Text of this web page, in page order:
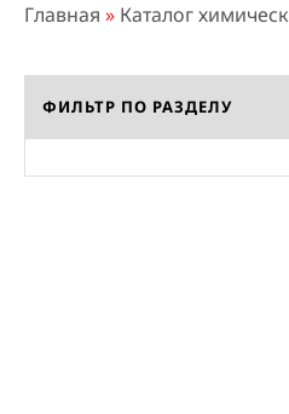
Главная » Каталог
ФИЛЬТР ПО РАЗДЕЛУ